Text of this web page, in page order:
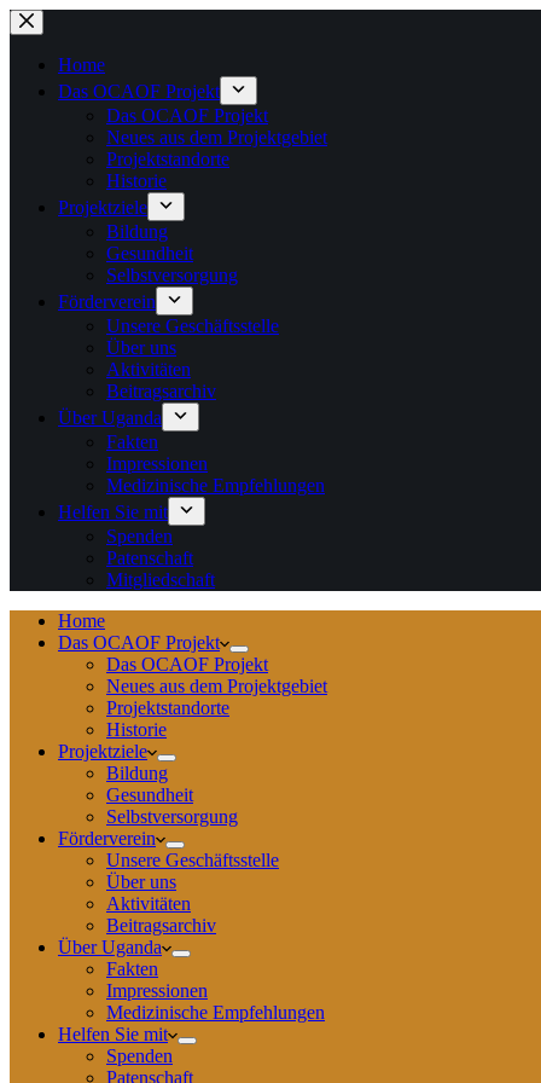
Zum
Inhalt
springenHome
Das OCAOF Projekt
Das OCAOF Projekt
Neues aus dem Projektgebiet
Projektstandorte
Historie
Projektziele
Bildung
Gesundheit
Selbstversorgung
Förderverein
Unsere Geschäftsstelle
Über uns
Aktivitäten
Beitragsarchiv
Über Uganda
Fakten
Impressionen
Medizinische Empfehlungen
Helfen Sie mit
Spenden
Patenschaft
Mitgliedschaft
Home
Das OCAOF Projekt
Das OCAOF Projekt
Neues aus dem Projektgebiet
Projektstandorte
Historie
Projektziele
Bildung
Gesundheit
Selbstversorgung
Förderverein
Unsere Geschäftsstelle
Über uns
Aktivitäten
Beitragsarchiv
Über Uganda
Fakten
Impressionen
Medizinische Empfehlungen
Helfen Sie mit
Spenden
Patenschaft